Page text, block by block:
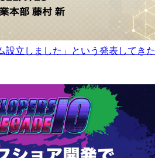
立しました」という発表してきた